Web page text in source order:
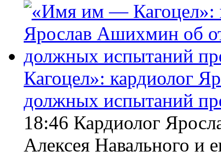
Кагоцел»: кардиолог
должных испытаний
18:46 Кардиолог
Алексея Навального и